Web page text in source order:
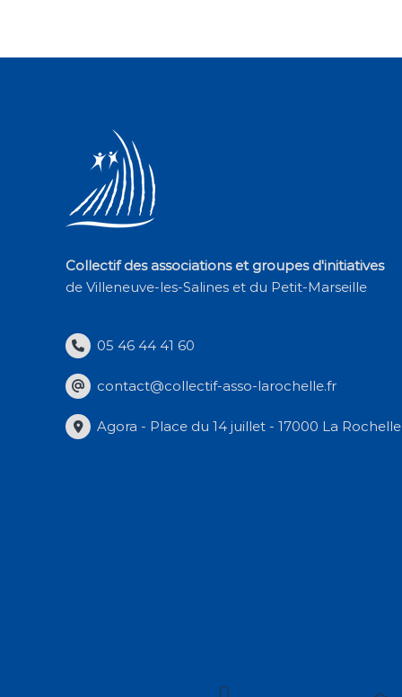
Collectif des associations et groupes d'initiatives
de Villeneuve-les-Salines et du Petit-Marseille
05 46 44 41 60
contact@collectif-asso-larochelle.fr
Agora - Place du 14 juillet - 17000 La Rochelle